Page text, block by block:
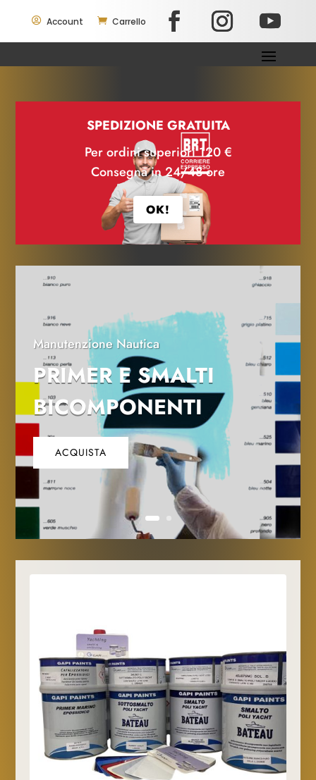
 Account  Carrello
SPEDIZIONE GRATUITA
Per ordini superiori 120 €
Consegna in 24/48 ore
OK!
Manutenzione Nautica
PRIMER E SMALTI
BICOMPONENTI
ACQUISTA